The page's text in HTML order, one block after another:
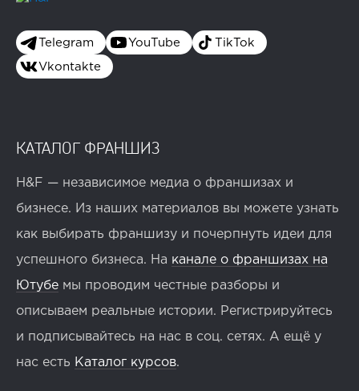
Telegram YouTube TikTok
Vkontakte
КАТАЛОГ ФРАНШИЗ
H&F — независимое медиа о франшизах и
бизнесе. Из наших материалов вы можете узнать
как выбирать франшизу и почерпнуть идеи для
успешного бизнеса. На канале о франшизах на
Ютубе мы проводим честные разборы и
описываем реальные истории. Регистрируйтесь
и подписывайтесь на нас в соц. сетях. А ещё у
нас есть Каталог курсов.